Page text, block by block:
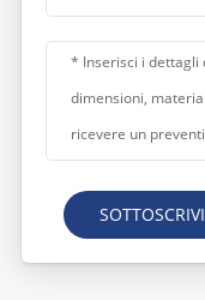
SOTTOSCRIVI